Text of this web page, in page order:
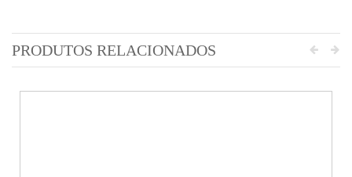
PRODUTOS RELACIONADOS